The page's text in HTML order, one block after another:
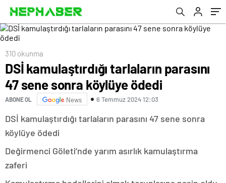
310 okunma
DSİ kamulaştırdığı tarlaların parasını
47 sene sonra köylüye ödedi
ABONE OL News 6 Temmuz 2024 12:03
DSİ kamulaştırdığı tarlaların parasını 47 sene sonra
köylüye ödedi
Değirmenci Göleti’nde yarım asırlık kamulaştırma
zaferi